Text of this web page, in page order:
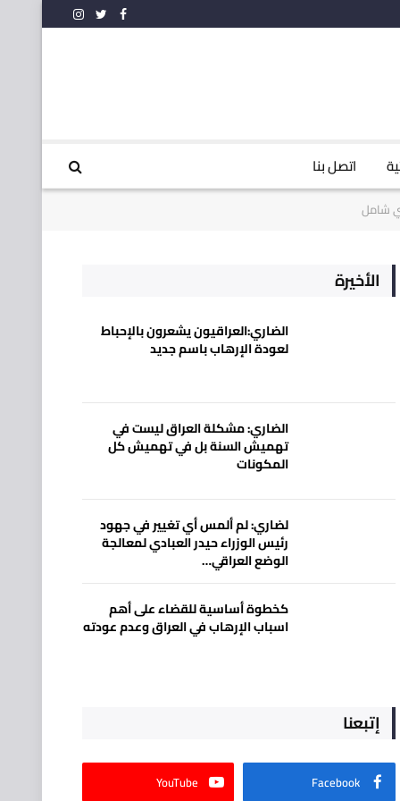
فيسبوك
تويترالانستغرام
اتصل بنا
شامل
الأخيرة
الضاري:العراقيون يشعرون بالإحباط
لعودة الإرهاب باسم جديد
الضاري: مشكلة العراق ليست في
تهميش السنة بل في تهميش كل
المكونات
لضاري: لم ألمس أي تغيير في جهود
رئيس الوزراء حيدر العبادي لمعالجة
الوضع العراقي…
كخطوة أساسية للقضاء على أهم
اسباب الإرهاب في العراق وعدم عودته
إتبعنا
Facebook
YouTube